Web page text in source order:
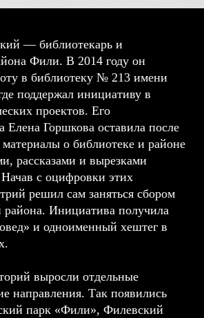
— библиотекарь и
Фили. В 2014 году он
в библиотеку № 213 имени
поддержал инициативу в
проектов. Его
Елена Горшкова оставила после
о библиотеке и районе
рассказами и вырезками
Начав с оцифровки этих
решил сам заняться сбором
района. Инициатива получила
и одноименный хештег в
выросли отдельные
направления. Так появились
парк «Фили», Филевский